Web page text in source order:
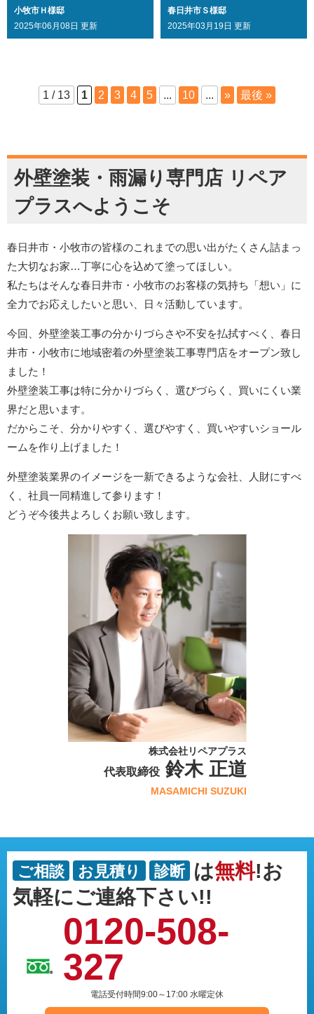
小牧市Ｈ様邸
2025年06月08日 更新
春日井市Ｓ様邸
2025年03月19日 更新
1 / 13 1 2 3 4 5 ... 10 ... » 最後 »
外壁塗装・雨漏り専門店 リペア
プラスへようこそ
春日井市・小牧市の皆様のこれまでの思い出がたくさん詰まっ
た大切なお家…丁寧に心を込めて塗ってほしい。
私たちはそんな春日井市・小牧市のお客様の気持ち「想い」に
全力でお応えしたいと思い、日々活動しています。
今回、外壁塗装工事の分かりづらさや不安を払拭すべく、春日
井市・小牧市に地域密着の外壁塗装工事専門店をオープン致し
ました！
外壁塗装工事は特に分かりづらく、選びづらく、買いにくい業
界だと思います。
だからこそ、分かりやすく、選びやすく、買いやすいショール
ームを作り上げました！
外壁塗装業界のイメージを一新できるような会社、人財にすべ
く、社員一同精進して参ります！
どうぞ今後共よろしくお願い致します。
株式会社リペアプラス
代表取締役鈴木 正道
MASAMICHI SUZUKI
ご相談 お見積り 診断 は無料!お
気軽にご連絡下さい!!
0120-508-
327
電話受付時間9:00～17:00 水曜定休